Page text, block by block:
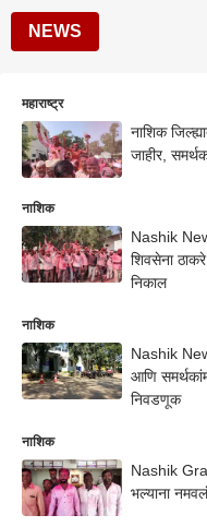
NEWS
महाराष्ट्र
नाशिक
जाहीर,
नाशिक
Nashik
शिवसेना
निकाल
नाशिक
Nashik
आणि
निवडणूक
नाशिक
Nashik
भल्याना